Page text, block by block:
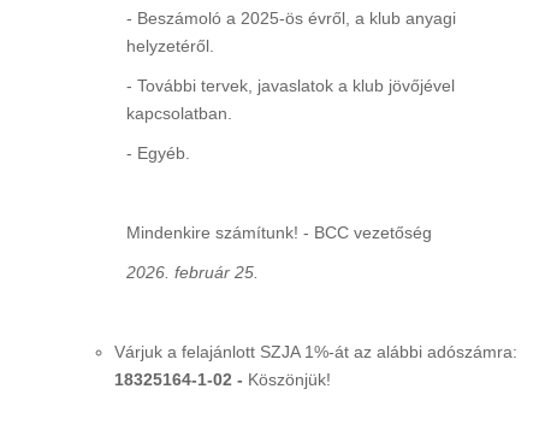
- Beszámoló a 2025-ös évről, a klub anyagi
helyzetéről.
- További tervek, javaslatok a klub jövőjével
kapcsolatban.
- Egyéb.
Mindenkire számítunk! - BCC vezetőség
2026. február 25.
Várjuk a felajánlott SZJA 1%-át az alábbi adószámra:
18325164-1-02 - Köszönjük!